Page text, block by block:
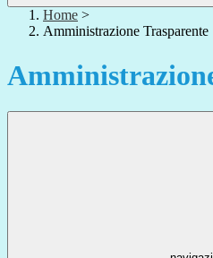
Home >
Amministrazione Trasparente